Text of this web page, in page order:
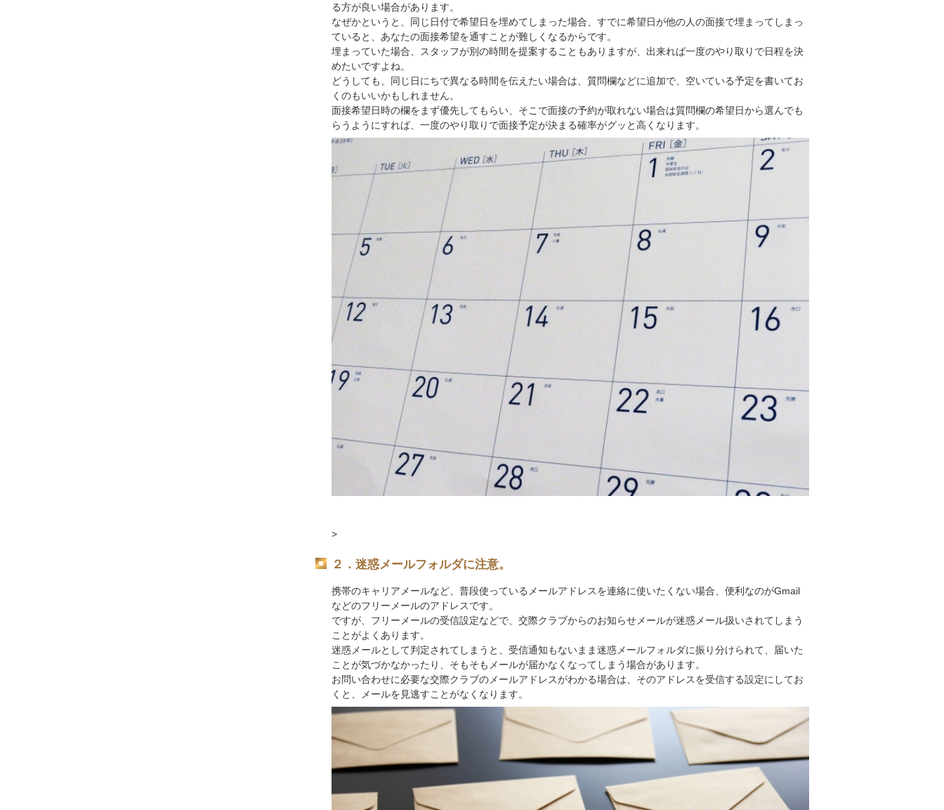
る方が良い場合があります。
なぜかというと、同じ日付で希望日を埋めてしまった場合、すでに希望日が他の人の面接で埋まってしまっ
ていると、あなたの面接希望を通すことが難しくなるからです。
埋まっていた場合、スタッフが別の時間を提案することもありますが、出来れば一度のやり取りで日程を決
めたいですよね。
どうしても、同じ日にちで異なる時間を伝えたい場合は、質問欄などに追加で、空いている予定を書いてお
くのもいいかもしれません。
面接希望日時の欄をまず優先してもらい、そこで面接の予約が取れない場合は質問欄の希望日から選んでも
らうようにすれば、一度のやり取りで面接予定が決まる確率がグッと高くなります。
>
２．迷惑メールフォルダに注意。
携帯のキャリアメールなど、 普段使っているメールアドレスを連絡に使いたくない場合、便利なのがGmail
などのフリーメールのアドレスです。
ですが、フリーメールの受信設定などで、交際クラブからのお知らせメールが迷惑メール扱いされてしまう
ことがよくあります。
迷惑メールとして判定されてしまうと、受信通知もないまま迷惑メールフォルダに振り分けられて、届いた
ことが気づかなかったり、そもそもメールが届かなくなってしまう場合があります。
お問い合わせに必要な交際クラブのメールアドレスがわかる場合は、そのアドレスを受信する設定にしてお
くと、メールを見逃すことがなくなります。